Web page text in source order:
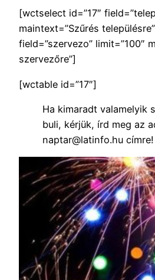
[wctselect id=”17″
maintext=”Szűrés
field=”szervezo” limit=”100″
szervezőre”]
[wctable id=”17″]
Ha kimaradt valamelyik
buli, kérjük, írd meg az
naptar@latinfo.hu címre!